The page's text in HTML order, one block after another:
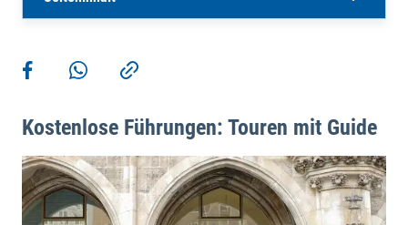
Weitere Aktionen
Teilen auf Facebook
Teilen via WhatsApp
Kopieren
Kostenlose Führungen: Touren mit Guide